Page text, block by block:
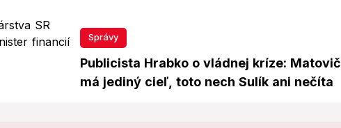
Správy
Publicista Hrabko o vládnej kríze: Matovič
má jediný cieľ, toto nech Sulík ani nečíta